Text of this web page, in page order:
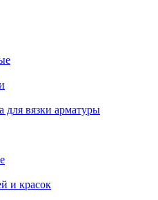
вязки арматуры
и красок